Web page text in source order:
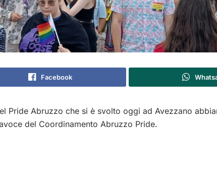
Facebook
Pride Abruzzo che si è svolto oggi ad Avezzano
del Coordinamento Abruzzo Pride.